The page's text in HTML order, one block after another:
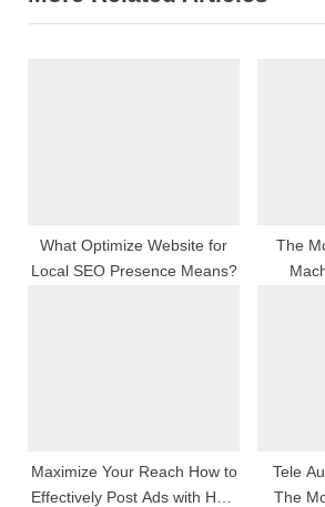
i
t
:
t
What Optimize Website for
Local SEO Presence Means?
The
Maximize Your Reach How to
Effectively Post Ads with Hela
Tele
The